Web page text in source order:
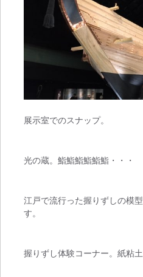
展示室でのスナップ。
光の蔵。鮨鮨鮨鮨鮨鮨・・・
江戸で流行った握りずしの模
す。
握りずし体験コーナー。紙粘土